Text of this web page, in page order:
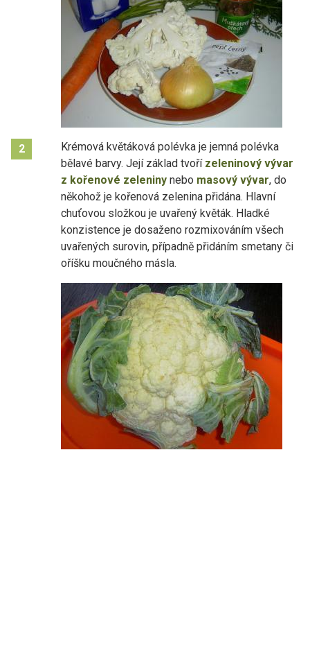
2
Krémová květáková polévka je jemná polévka
bělavé barvy. Její základ tvoří zeleninový vývar
z kořenové zeleniny nebo masový vývar, do
někohož je kořenová zelenina přidána. Hlavní
chuťovou složkou je uvařený květák. Hladké
konzistence je dosaženo rozmixováním všech
uvařených surovin, případně přidáním smetany či
oříšku moučného másla.